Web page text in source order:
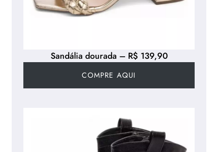
Sandália dourada – R$ 139,90
COMPRE AQUI